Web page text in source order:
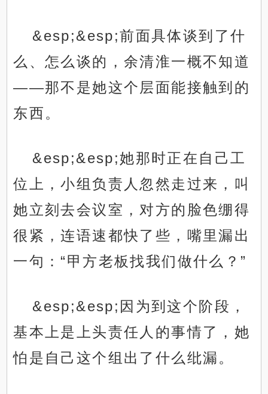
&esp;&esp;前面具体谈到了什
么、怎么谈的，余清淮一概不知道
——那不是她这个层面能接触到的
东西。
&esp;&esp;她那时正在自己工
位上，小组负责人忽然走过来，叫
她立刻去会议室，对方的脸色绷得
很紧，连语速都快了些，嘴里漏出
一句：“甲方老板找我们做什么？”
&esp;&esp;因为到这个阶段，
基本上是上头责任人的事情了，她
怕是自己这个组出了什么纰漏。